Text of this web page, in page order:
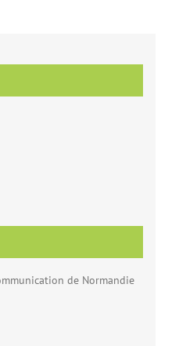
de Normandie